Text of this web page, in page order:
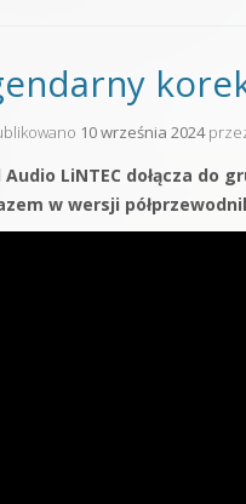
10 września 2024
Audio LiNTEC dołącza do
w wersji